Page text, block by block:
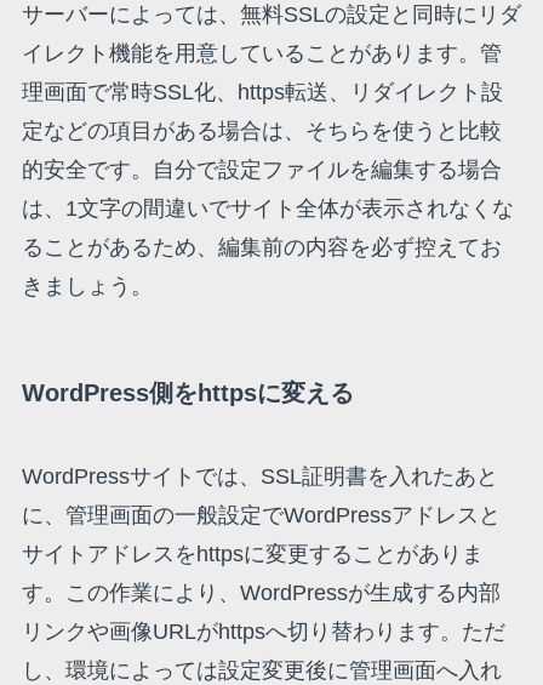
サーバーによっては、無料SSLの設定と同時にリダ
イレクト機能を用意していることがあります。管
理画面で常時SSL化、https転送、リダイレクト設
定などの項目がある場合は、そちらを使うと比較
的安全です。自分で設定ファイルを編集する場合
は、1文字の間違いでサイト全体が表示されなくな
ることがあるため、編集前の内容を必ず控えてお
きましょう。
WordPress側をhttpsに変える
WordPressサイトでは、SSL証明書を入れたあと
に、管理画面の一般設定でWordPressアドレスと
サイトアドレスをhttpsに変更することがありま
す。この作業により、WordPressが生成する内部
リンクや画像URLがhttpsへ切り替わります。ただ
し、環境によっては設定変更後に管理画面へ入れ